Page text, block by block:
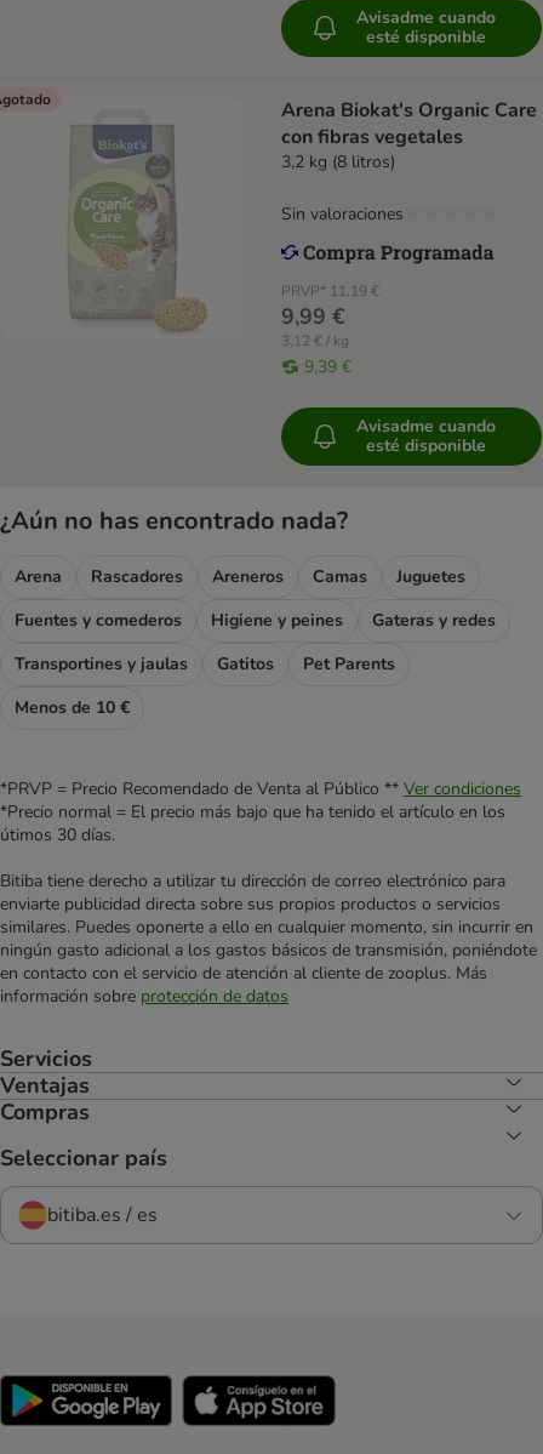
Avisadme cuando
esté disponible
Arena Biokat's Organic Care
con fibras vegetales
3,2 kg (8 litros)
PRVP* 11,19 €
9,99 €
3,12 € / kg
9,39 €
Sin valoraciones
Avisadme cuando
esté disponible
¿Aún no has encontrado nada?
Arena Rascadores Areneros Camas
Juguetes
Fuentes y comederos
Higiene y peines
Gateras y redes
Transportines y jaulas
Gatitos
Pet Parents
Menos de 10 €
*PRVP = Precio Recomendado de Venta al Público ** Ver condiciones
*Precio normal = El precio más bajo que ha tenido el artículo en los
útimos 30 días.
Bitiba tiene derecho a utilizar tu dirección de correo electrónico para
enviarte publicidad directa sobre sus propios productos o servicios
similares. Puedes oponerte a ello en cualquier momento, sin incurrir en
ningún gasto adicional a los gastos básicos de transmisión, poniéndote
en contacto con el servicio de atención al cliente de zooplus. Más
información sobre protección de datos
Servicios
Ventajas
Compras
Seleccionar país
bitiba.es / es